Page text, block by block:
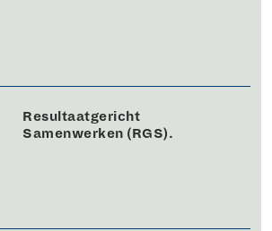
Resultaatgericht
Samenwerken (RGS).